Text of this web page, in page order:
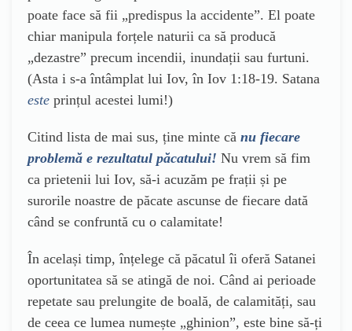
poate face să fii „predispus la accidente”. El poate
chiar manipula forțele naturii ca să producă
„dezastre” precum incendii, inundații sau furtuni.
(Asta i s-a întâmplat lui Iov, în Iov 1:18-19. Satana
este prințul acestei lumi!)
Citind lista de mai sus, ține minte că nu fiecare
problemă e rezultatul păcatului! Nu vrem să fim
ca prietenii lui Iov, să-i acuzăm pe frații și pe
surorile noastre de păcate ascunse de fiecare dată
când se confruntă cu o calamitate!
În același timp, înțelege că păcatul îi oferă Satanei
oportunitatea să se atingă de noi. Când ai perioade
repetate sau prelungite de boală, de calamități, sau
de ceea ce lumea numește „ghinion”, este bine să-ți